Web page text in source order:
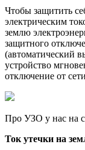
Чтобы защитить
электрическим
землю
защитного
(автоматический
устройство
отключение от
Про УЗО у нас на
Ток утечки на